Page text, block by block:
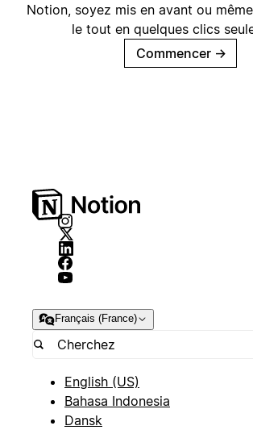
Notion, soyez mis en avant ou
le tout en quelques clics
Commencer →
Français (France)
English (US)
Bahasa Indonesia
Dansk